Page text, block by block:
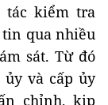
tác kiểm tra
tin qua nhiều
sát. Từ đó
và cấp ủy
chỉnh, kịp